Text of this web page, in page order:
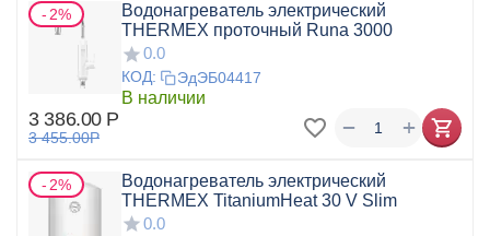
2%
Водонагреватель электрический
THERMEX проточный Runa 3000
0.0
КОД: ЭдЭБ04417
В наличии
3 386.00 Р
3 455.00Р +
−
2%
Водонагреватель электрический
THERMEX TitaniumHeat 30 V Slim
0.0